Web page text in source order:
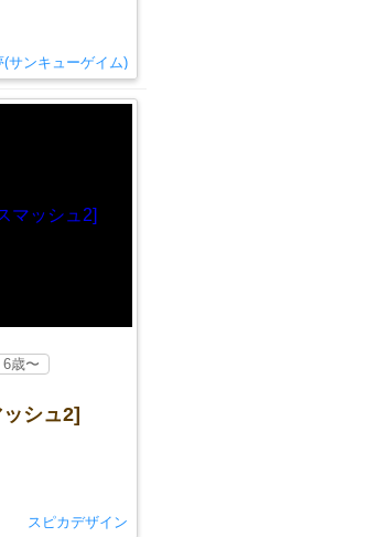
(サンキューゲイム)
シュ2]
6歳〜
スピカデザイン